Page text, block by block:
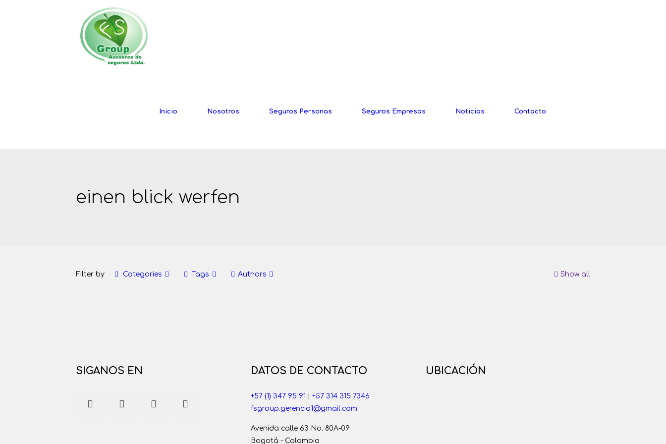
Inicio Nosotros Seguros Personas Seguros Empresas Noticias Contacto
einen blick werfen
Filter by Categories Tags Authors Show all
SIGANOS EN DATOS DE CONTACTO
+57 (1) 347 95 91
+57 314 315 7346
fsgroup.gerencia1@gmail.com
Avenida calle 63 No. 80A-09
Bogotá - Colombia
UBICACIÓN